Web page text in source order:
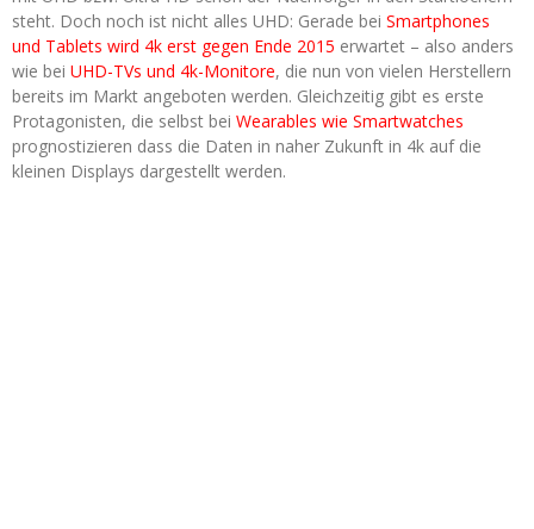
steht. Doch noch ist nicht alles UHD: Gerade bei Smartphones
und Tablets wird 4k erst gegen Ende 2015 erwartet – also anders
wie bei UHD-TVs und 4k-Monitore, die nun von vielen Herstellern
bereits im Markt angeboten werden. Gleichzeitig gibt es erste
Protagonisten, die selbst bei Wearables wie Smartwatches
prognostizieren dass die Daten in naher Zukunft in 4k auf die
kleinen Displays dargestellt werden.